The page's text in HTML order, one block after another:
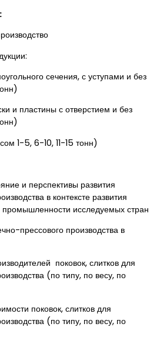
сечения, с уступами и без
и пластины с отверстием и без
1-5, 6-10, 11-15 тонн)
и перспективы развития
в контексте развития
промышленности исследуемых стран
прессового производства в
поковок, слитков для
(по типу, по весу, по
поковок, слитков для
(по типу, по весу, по